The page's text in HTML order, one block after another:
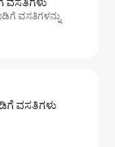
ವಸತಿಗಳನ್ನು
ವಸತಿಗಳು